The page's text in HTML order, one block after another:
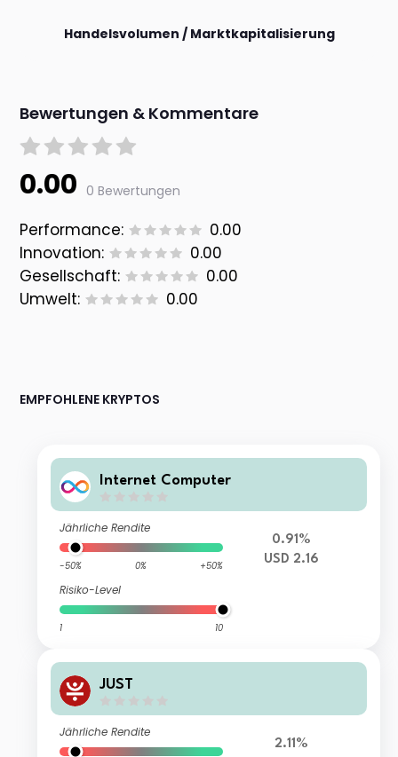
Handelsvolumen / Marktkapitalisierung
Bewertungen & Kommentare
0.00 0 Bewertungen
Performance:
0.00
Innovation:
0.00
Gesellschaft:
0.00
Umwelt:
0.00
EMPFOHLENE KRYPTOS
Internet Computer
Jährliche Rendite
-50% 0% +50%
Risiko-Level
1 10
0.91%
USD 2.16
JUST
Jährliche Rendite
2.11%